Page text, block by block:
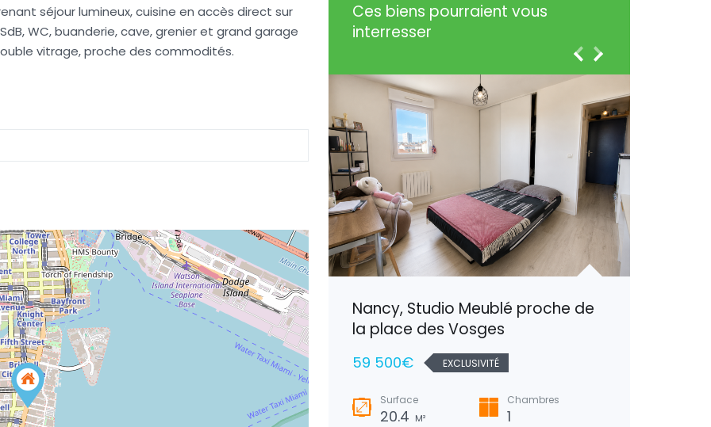
séjour lumineux, cuisine en accès direct sur
WC, buanderie, cave, grenier et grand garage
vitrage, proche des commodités.
Ces biens pourraient vous
interresser
Villers-en-Haye, Spacieuse
Maison
190 800€
Nancy, Studio Meublé proche de
la place des Vosges
59 500€ EXCLUSIVITÉ
Surface
20.4 M²
Chambres
1